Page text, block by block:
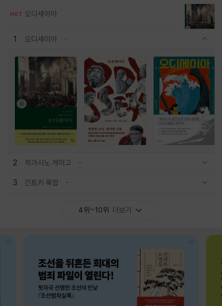
HOT 오디세이아
1 오디세이아
2 히가시노 게이고
3 긴토키 룩업
4위~10위 더보기